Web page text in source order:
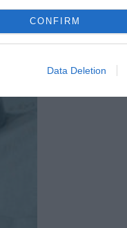
CONFIRM
Data Deletion
Στο πλαίσιο
Πολιτισμός